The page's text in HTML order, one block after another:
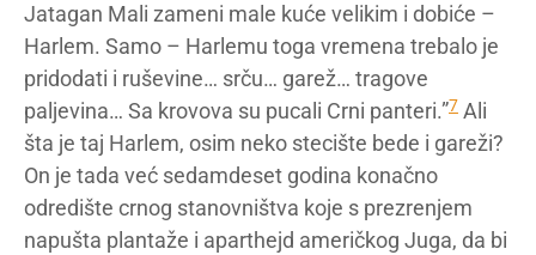
Jatagan Mali zameni male kuće velikim i dobiće –
Harlem. Samo – Harlemu toga vremena trebalo je
pridodati i ruševine… srču… garež… tragove
paljevina… Sa krovova su pucali Crni panteri.”7 Ali
šta je taj Harlem, osim neko stecište bede i gareži?
On je tada već sedamdeset godina konačno
odredište crnog stanovništva koje s prezrenjem
napušta plantaže i aparthejd američkog Juga, da bi